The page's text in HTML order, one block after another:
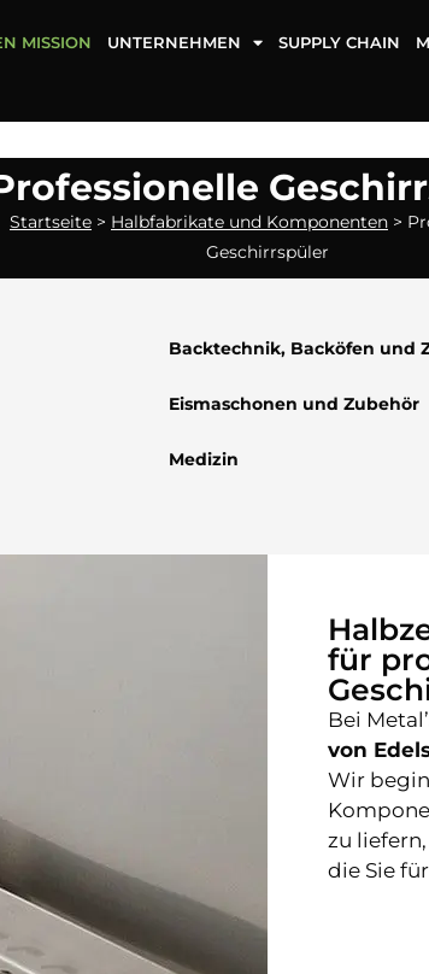
MISSION UNTERNEHMEN SUPPLY CHAIN
Startseite > Halbfabrikate und Komponenten >
Geschirrspüler
Backtechnik, Backöfen und
Eismaschonen und Zubehör
Medizin
für
Bei
von
Wir
zu
die Sie